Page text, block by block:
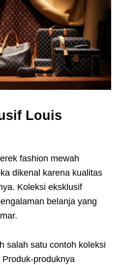
Louis
fashion mewah
dikenal karena kualitas
Koleksi eksklusif
belanja yang
salah satu contoh koleksi
produknya